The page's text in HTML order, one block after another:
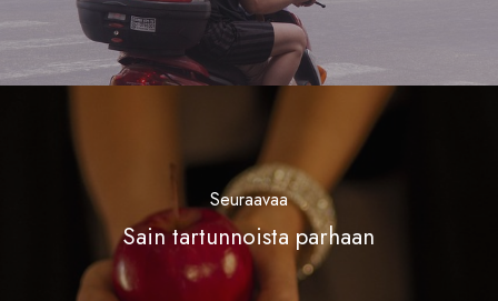
Seuraavaa
Sain tartunnoista parhaan